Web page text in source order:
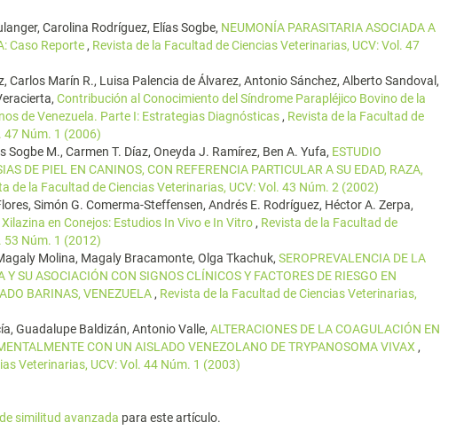
Carolina Rodríguez, Elías Sogbe, NEUMONÍA PARASITARIA ASOCIADA A
Caso Reporte , Revista de la Facultad de Ciencias Veterinarias, UCV: Vol. 47
Carlos Marín R., Luisa Palencia de Álvarez, Antonio Sánchez, Alberto Sandoval,
Contribución al Conocimiento del Síndrome Parapléjico Bovino de la
de Venezuela. Parte I: Estrategias Diagnósticas , Revista de la Facultad de
47 Núm. 1 (2006)
Sogbe M., Carmen T. Díaz, Oneyda J. Ramírez, Ben A. Yufa, ESTUDIO
DE PIEL EN CANINOS, CON REFERENCIA PARTICULAR A SU EDAD, RAZA,
de la Facultad de Ciencias Veterinarias, UCV: Vol. 43 Núm. 2 (2002)
Simón G. Comerma-Steffensen, Andrés E. Rodríguez, Héctor A. Zerpa,
en Conejos: Estudios In Vivo e In Vitro , Revista de la Facultad de
53 Núm. 1 (2012)
Molina, Magaly Bracamonte, Olga Tkachuk, SEROPREVALENCIA DE LA
SU ASOCIACIÓN CON SIGNOS CLÍNICOS Y FACTORES DE RIESGO EN
BARINAS, VENEZUELA , Revista de la Facultad de Ciencias Veterinarias,
Guadalupe Baldizán, Antonio Valle, ALTERACIONES DE LA COAGULACIÓN EN
CON UN AISLADO VENEZOLANO DE TRYPANOSOMA VIVAX ,
Veterinarias, UCV: Vol. 44 Núm. 1 (2003)
similitud avanzada para este artículo.